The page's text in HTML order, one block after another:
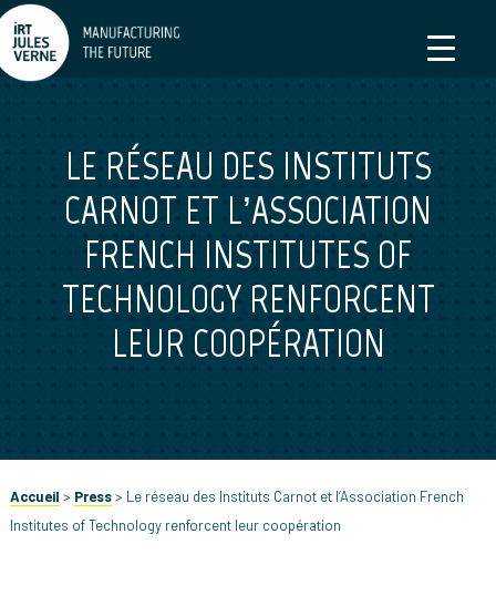
LE RÉSEAU DES INSTITUTS
CARNOT ET L’ASSOCIATION
FRENCH INSTITUTES OF
TECHNOLOGY RENFORCENT
LEUR COOPÉRATION
Accueil > Press> Le réseau des Instituts Carnot et l’Association French
Institutes of Technology renforcent leur coopération